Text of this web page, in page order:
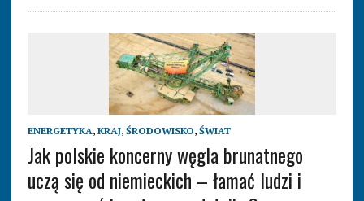
ENERGETYKA, KRAJ, ŚRODOWISKO, ŚWIAT
Jak polskie koncerny węgla brunatnego
uczą się od niemieckich – łamać ludzi i